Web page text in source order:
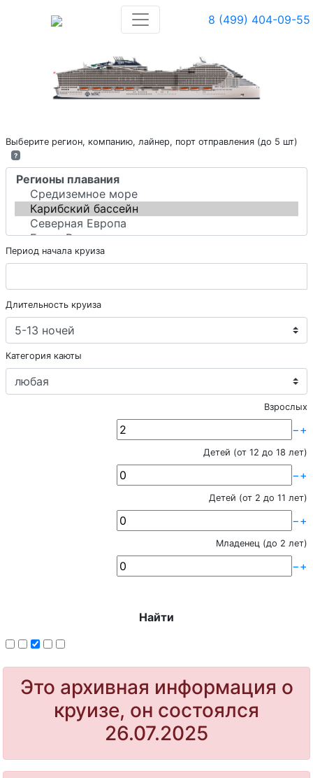
8 (499) 404-09-55
Выберите регион, компанию, лайнер, порт отправления (до 5 шт)
?
Период начала круиза
Длительность круиза
Категория каюты
Взрослых
−+
Детей (от 12 до 18 лет)
−+
Детей (от 2 до 11 лет)
−+
Младенец (до 2 лет)
−+
Найти
Это архивная информация о
круизе, он состоялся
26.07.2025